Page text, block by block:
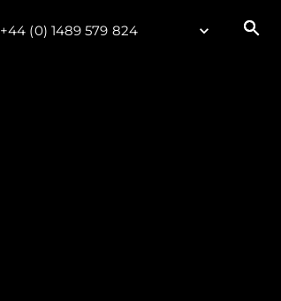
+44 (0) 1489 579 824